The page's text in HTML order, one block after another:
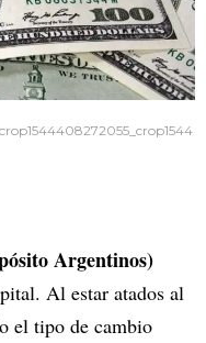
Argentinos)
Al estar atados al
el tipo de cambio